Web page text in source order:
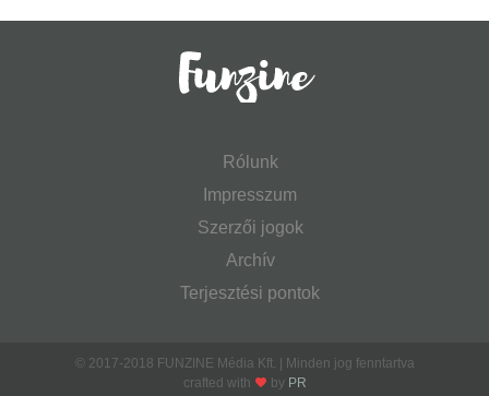
Rólunk
Impresszum
Szerzői jogok
Archív
Terjesztési pontok
© 2017-2018 FUNZINE Média Kft. | Minden jog fenntartva
crafted with
by PR